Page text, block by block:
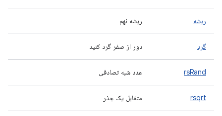
ریشه ریشه نهم
گرد دور از صفر گرد کنید
rsRand عدد شبه تصادفی
rsqrt متقابل یک جذر